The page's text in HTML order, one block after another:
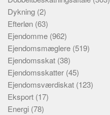
Dykning (2)
Efterløn (63)
Ejendomme (962)
Ejendomsmæglere (519)
Ejendomsskat (38)
Ejendomsskatter (45)
Ejendomsværdiskat (123)
Eksport (17)
Energi (78)